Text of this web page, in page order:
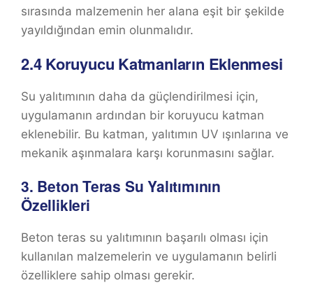
sırasında malzemenin her alana eşit bir şekilde
yayıldığından emin olunmalıdır.
2.4Koruyucu Katmanların Eklenmesi
Su yalıtımının daha da güçlendirilmesi için,
uygulamanın ardından bir koruyucu katman
eklenebilir. Bu katman, yalıtımın UV ışınlarına ve
mekanik aşınmalara karşı korunmasını sağlar.
3. Beton Teras Su Yalıtımının
Özellikleri
Beton teras su yalıtımının başarılı olması için
kullanılan malzemelerin ve uygulamanın belirli
özelliklere sahip olması gerekir.